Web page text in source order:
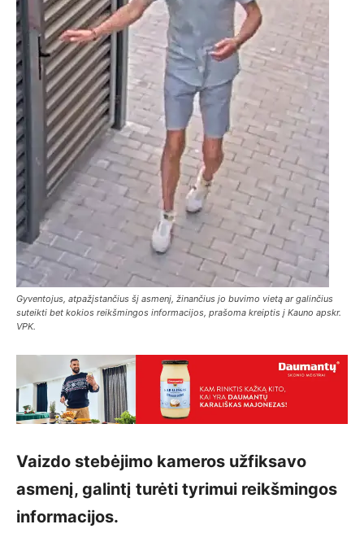
Gyventojus, atpažįstančius šį asmenį, žinančius jo buvimo vietą ar galinčius
suteikti bet kokios reikšmingos informacijos, prašoma kreiptis į Kauno apskr.
VPK.
Vaizdo stebėjimo kameros užfiksavo
asmenį, galintį turėti tyrimui reikšmingos
informacijos.